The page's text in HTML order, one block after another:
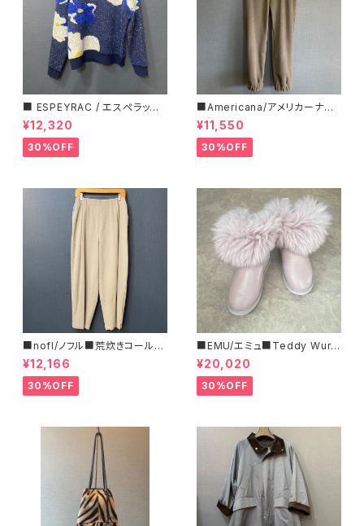
■ ESPEYRAC / エスぺラック
■ フラワーモチーフニット■YE
LLOW & NAVY■ 超カワイイ！
¥12,320
30%OFF
■Americana/アメリカーナ■
マイクロフリース・イージーパン
ツ■
¥11,550
30%OFF
■nofl/ノフル■荒炊きコール天
テーパードパンツ■ゆるっとバ
ルーンシルエット
¥12,166
30%OFF
■EMU/エミュ■Teddy Wurr
en■撥水サイドジッパーブーツ
¥20,020
30%OFF